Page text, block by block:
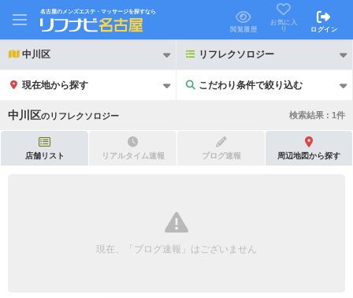
名古屋のメンズエステ・マッサージを探すなら
閲覧履歴
お気に入
り
ログイン
中川区 リフレクソロジー
現在地から探す こだわり条件で絞り込む
こだわり条件で絞り込む
中川区のリフレクソロジー 検索結果 : 1件
店舗リスト リアルタイム速報 ブログ速報 周辺地図から探す
現在、「ブログ速報」はございません